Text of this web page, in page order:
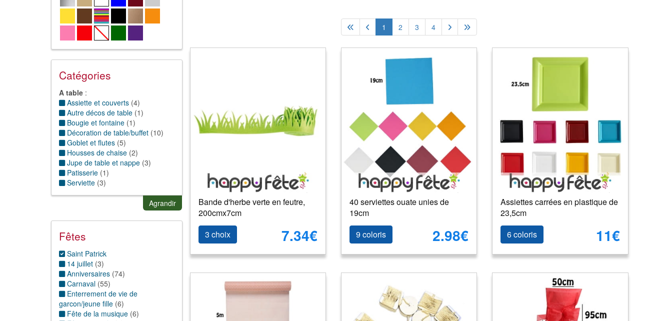
Catégories
A table :
Assiette et couverts (4)
Autre décos de table (1)
Bougie et fontaine (1)
Décoration de table/buffet (10)
Goblet et flutes (5)
Housses de chaise (2)
Jupe de table et nappe (3)
Patisserie (1)
Serviette (3)
Autre:
Bricolage(15)
Cotillons
Ballons et accessoires
Confetti(10)
Lot/Ensemble de cotillons
Déco:
Décors, mise en scène
Guirlande/Boule/suspension
Lampion/lanternes
Silhouette découpée(3
Agrandir
Fêtes
Saint Patrick
14 juillet (3)
Anniversaires (74)
Carnaval (55)
Enterrement de vie de
garcon/jeune fille (6)
Fête de la musique (6)
1 2 3 4
Bande d'herbe verte en feutre,
200cmx7cm
3 choix
7.34€
40 serviettes ouate unies de
19cm
9 coloris
2.98€
Assiettes carrées en plastique de
23,5cm
6 coloris
11€